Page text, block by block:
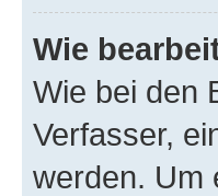
Wie
Wie bei den
Verfasser,
werden. Um